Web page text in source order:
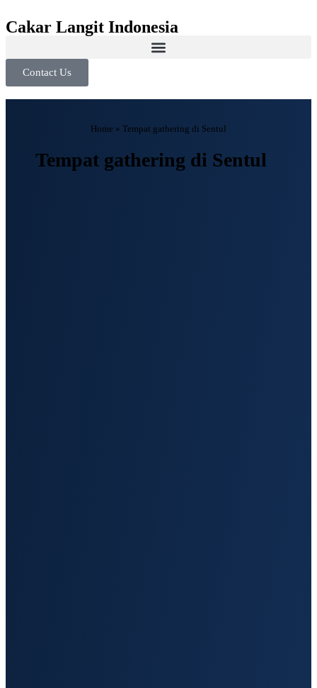
Cakar Langit Indonesia
Contact Us
Home » Tempat gathering di Sentul
Tempat gathering di Sentul